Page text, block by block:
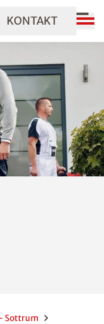
KONTAKT
Sottrum